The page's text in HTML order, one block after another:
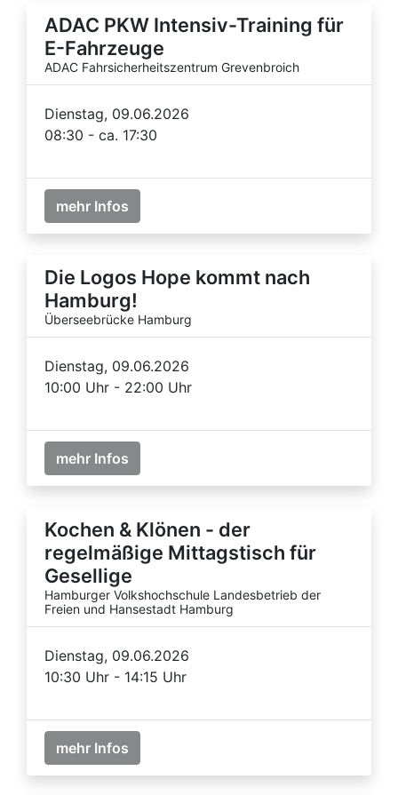
ADAC PKW Intensiv-Training für
E-Fahrzeuge
ADAC Fahrsicherheitszentrum Grevenbroich
Dienstag, 09.06.2026
08:30 - ca. 17:30
mehr Infos
Die Logos Hope kommt nach
Hamburg!
Überseebrücke Hamburg
Dienstag, 09.06.2026
10:00 Uhr - 22:00 Uhr
mehr Infos
Kochen & Klönen - der
regelmäßige Mittagstisch für
Gesellige
Hamburger Volkshochschule Landesbetrieb der
Freien und Hansestadt Hamburg
Dienstag, 09.06.2026
10:30 Uhr - 14:15 Uhr
mehr Infos